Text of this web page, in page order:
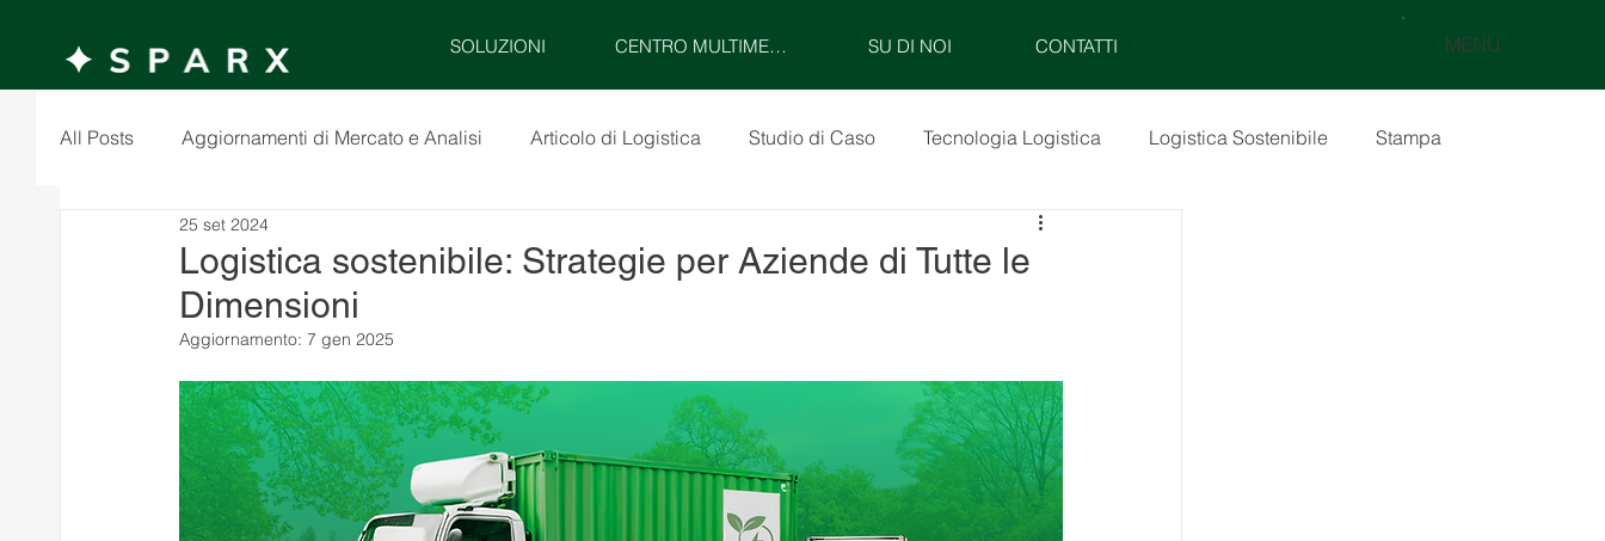
MENU
SOLUZIONI SU DI NOI CONTATTI
CENTRO MULTIMEDIALE
All Posts Aggiornamenti di Mercato e Analisi Articolo di Logistica Studio di Caso Tecnologia Logistica Logistica Sostenibile Stampa
Logistica sostenibile: Strategie per Aziende di Tutte le
Dimensioni
25 set 2024
Aggiornamento: 7 gen 2025